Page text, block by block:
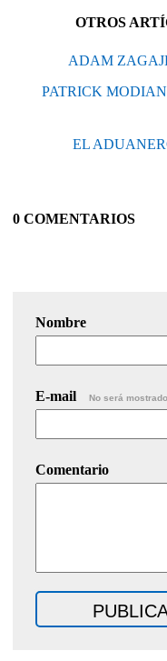
OTROS
ADAM
PATRICK
EL
0 COMENTARIOS
Nombre
E-mail No será mostrado.
Comentario